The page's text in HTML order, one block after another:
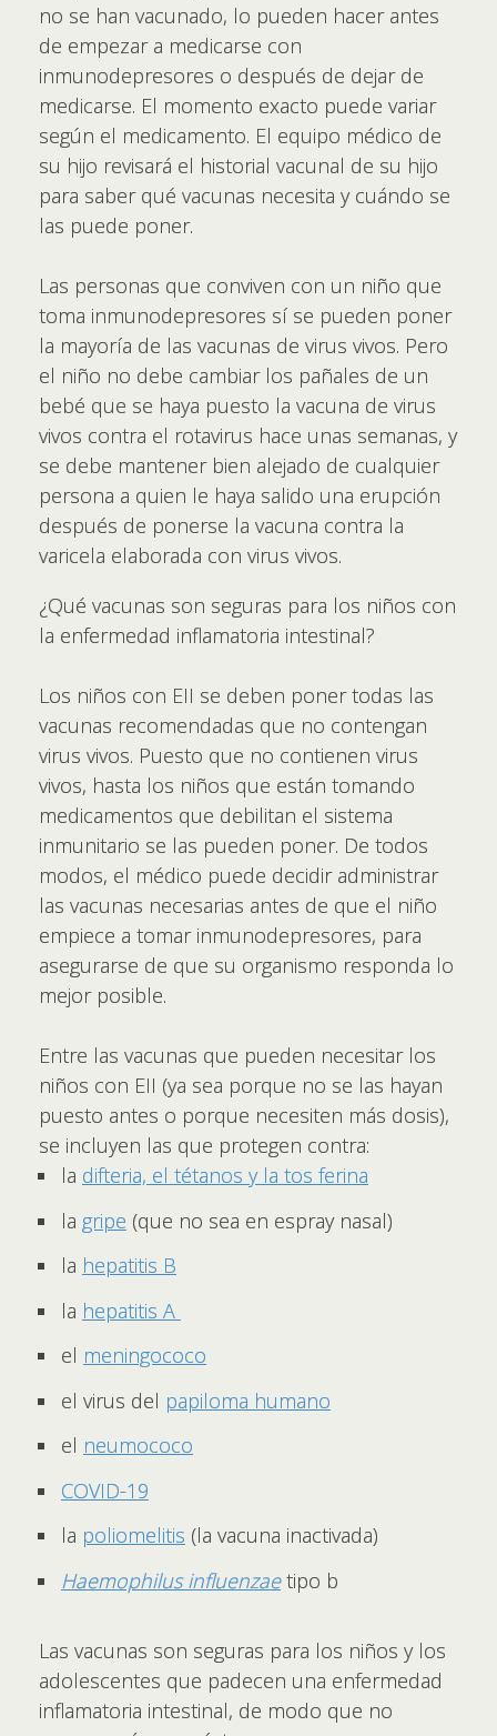
no se han vacunado, lo pueden hacer antes
de empezar a medicarse con
inmunodepresores o después de dejar de
medicarse. El momento exacto puede variar
según el medicamento. El equipo médico de
su hijo revisará el historial vacunal de su hijo
para saber qué vacunas necesita y cuándo se
las puede poner.
Las personas que conviven con un niño que
toma inmunodepresores sí se pueden poner
la mayoría de las vacunas de virus vivos. Pero
el niño no debe cambiar los pañales de un
bebé que se haya puesto la vacuna de virus
vivos contra el rotavirus hace unas semanas, y
se debe mantener bien alejado de cualquier
persona a quien le haya salido una erupción
después de ponerse la vacuna contra la
varicela elaborada con virus vivos.
¿Qué vacunas son seguras para los niños con
la enfermedad inflamatoria intestinal?
Los niños con EII se deben poner todas las
vacunas recomendadas que no contengan
virus vivos. Puesto que no contienen virus
vivos, hasta los niños que están tomando
medicamentos que debilitan el sistema
inmunitario se las pueden poner. De todos
modos, el médico puede decidir administrar
las vacunas necesarias antes de que el niño
empiece a tomar inmunodepresores, para
asegurarse de que su organismo responda lo
mejor posible.
Entre las vacunas que pueden necesitar los
niños con EII (ya sea porque no se las hayan
puesto antes o porque necesiten más dosis),
se incluyen las que protegen contra:
la difteria, el tétanos y la tos ferina
la gripe (que no sea en espray nasal)
la hepatitis B
la hepatitis A
el meningococo
el virus del papiloma humano
el neumococo
COVID-19
la poliomelitis (la vacuna inactivada)
Haemophilus influenzaetipo b
Las vacunas son seguras para los niños y los
adolescentes que padecen una enfermedad
inflamatoria intestinal, de modo que no